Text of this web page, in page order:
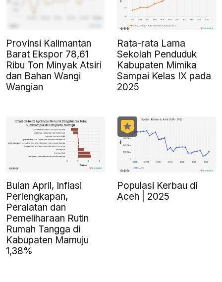
Provinsi Kalimantan
Barat Ekspor 78,61
Ribu Ton Minyak Atsiri
dan Bahan Wangi
Wangian
Rata-rata Lama
Sekolah Penduduk
Kabupaten Mimika
Sampai Kelas IX pada
2025
Bulan April, Inflasi
Perlengkapan,
Peralatan dan
Pemeliharaan Rutin
Rumah Tangga di
Kabupaten Mamuju
1,38%
Populasi Kerbau di
Aceh | 2025